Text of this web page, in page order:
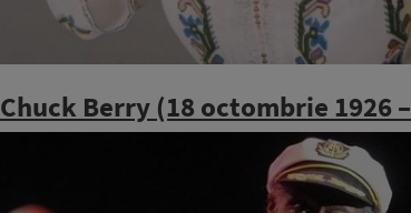
Chuck Berry (18 octombrie 1926 –